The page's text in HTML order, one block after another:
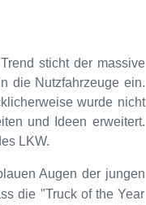
sticht der massive
die Nutzfahrzeuge ein.
wurde nicht
und Ideen erweitert.
LKW.
Augen der jungen
die "Truck of the Year